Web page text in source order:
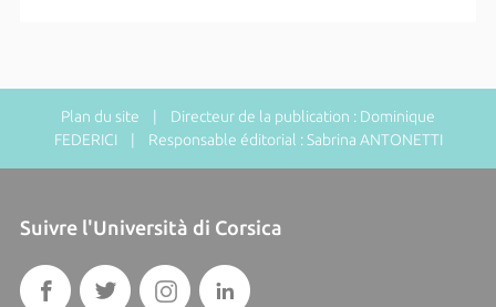
Plan du site | Directeur de la publication : Dominique
FEDERICI | Responsable éditorial : Sabrina ANTONETTI
Suivre l'Università di Corsica